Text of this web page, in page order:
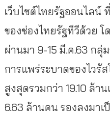
เว็บไซต์ไทยรัฐออนไลน์
ของช่องไทยรัฐทีวีด้วย
ผ่านมา 9-15 มี.ค.63 กลุ่
การแพร่ระบาดของไวรั
สูงสุดรวมกว่า 19.10 ล้า
6.63 ล้านคน รองลงมา